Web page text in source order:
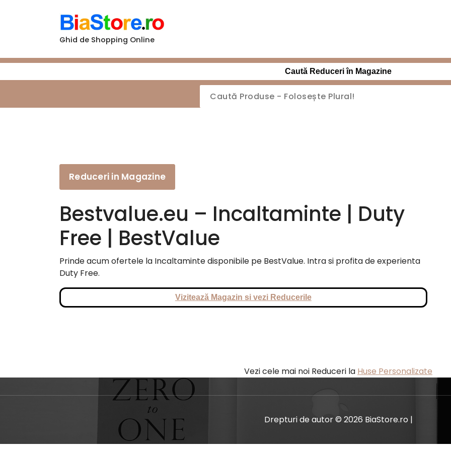
Ghid de Shopping Online
Caută Reduceri în Magazine
Reduceri in Magazine
Bestvalue.eu – Incaltaminte | Duty
Free | BestValue
Prinde acum ofertele la Incaltaminte disponibile pe BestValue. Intra si profita de experienta
Duty Free.
Vizitează Magazin si vezi Reducerile
Vezi cele mai noi Reduceri la Huse Personalizate
Drepturi de autor © 2026 BiaStore.ro |